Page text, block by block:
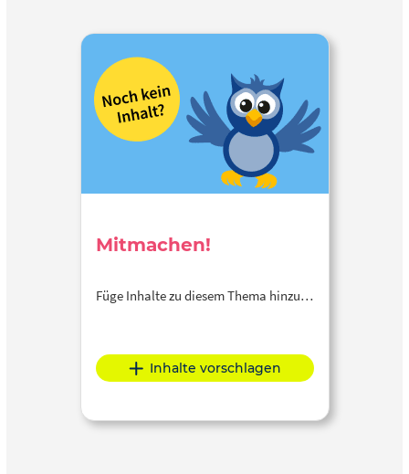
Mitmachen!
Füge Inhalte zu diesem Thema hinzu…
Inhalte vorschlagen